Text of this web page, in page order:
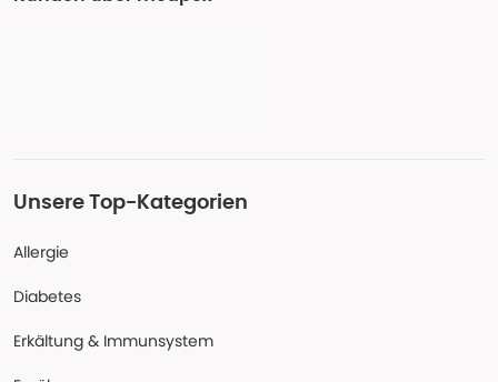
Unsere Top-Kategorien
Allergie
Diabetes
Erkältung & Immunsystem